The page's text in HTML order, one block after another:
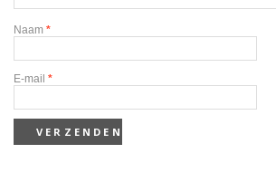
Naam *
E-mail *